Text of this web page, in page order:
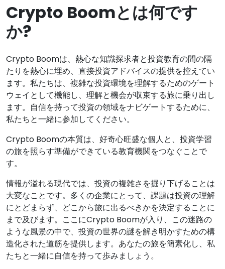
Crypto Boomとは何です
か?
Crypto Boomは、熱心な知識探求者と投資教育の間の隔
たりを熱心に埋め、直接投資アドバイスの提供を控えてい
ます。私たちは、複雑な投資環境を理解するためのゲート
ウェイとして機能し、理解と機会が収束する旅に乗り出し
ます。自信を持って投資の領域をナビゲートするために、
私たちと一緒に参加してください。
Crypto Boomの本質は、好奇心旺盛な個人と、投資学習
の旅を照らす準備ができている教育機関をつなぐことで
す。
情報が溢れる現代では、投資の複雑さを掘り下げることは
大変なことです。多くの企業にとって、課題は投資の理解
にとどまらず、どこから旅に出るべきかを決定することに
まで及びます。ここにCrypto Boomが入り、この迷路の
ような風景の中で、投資の世界の謎を解き明かすための構
造化された道筋を提供します。あなたの旅を簡素化し、私
たちと一緒に自信を持って歩みましょう。